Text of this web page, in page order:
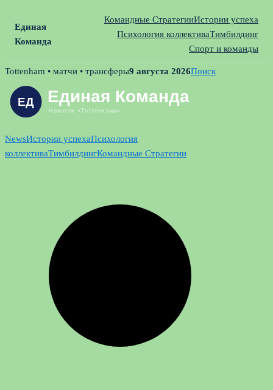
Единая
Команда
Командные СтратегииИстории успеха
Психология коллективаТимбилдинг
Спорт и команды
Skip
content
Tottenham • матчи • трансферы9 августа 2026Поиск
NewsИстории успехаПсихология
коллективаТимбилдингКомандные Стратегии